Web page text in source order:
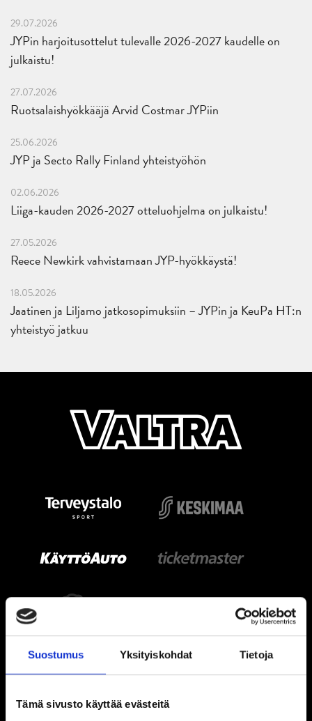
Suostumus Yksityiskohdat Tietoja
Tämä sivusto käyttää evästeitä
29.07.2026
JYPin harjoitusottelut tulevalle 2026-2027 kaudelle on
julkaistu!
27.07.2026
Ruotsalaishyökkääjä Arvid Costmar JYPiin
25.06.2026
JYP ja Secto Rally Finland yhteistyöhön
02.06.2026
Liiga-kauden 2026-2027 otteluohjelma on julkaistu!
27.05.2026
Reece Newkirk vahvistamaan JYP-hyökkäystä!
18.05.2026
Jaatinen ja Liljamo jatkosopimuksiin – JYPin ja KeuPa HT:n
yhteistyö jatkuu